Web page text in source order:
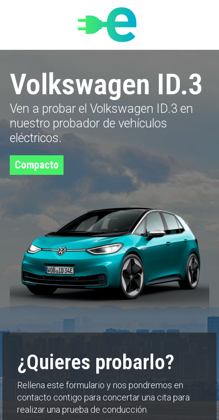
Volkswagen ID.3
Ven a probar el Volkswagen ID.3 en
nuestro probador de vehículos
eléctricos.
Compacto
¿Quieres probarlo?
Rellena este formulario y nos pondremos en
contacto contigo para concertar una cita para
realizar una prueba de conducción.